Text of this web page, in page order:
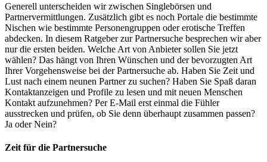
Generell unterscheiden wir zwischen Singlebörsen und
Partnervermittlungen. Zusätzlich gibt es noch Portale die bestimmte
Nischen wie bestimmte Personengruppen oder erotische Treffen
abdecken. In diesem Ratgeber zur Partnersuche besprechen wir aber
nur die ersten beiden. Welche Art von Anbieter sollen Sie jetzt
wählen? Das hängt von Ihren Wünschen und der bevorzugten Art
Ihrer Vorgehensweise bei der Partnersuche ab. Haben Sie Zeit und
Lust nach einem neunen Partner zu suchen? Haben Sie Spaß daran
Kontaktanzeigen und Profile zu lesen und mit neuen Menschen
Kontakt aufzunehmen? Per E-Mail erst einmal die Fühler
ausstrecken und prüfen, ob Sie denn überhaupt zusammen passen?
Ja oder Nein?
Zeit für die Partnersuche